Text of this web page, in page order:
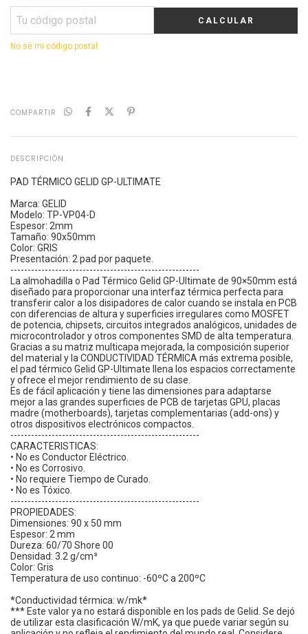
CALCULAR
No sé mi código postal
COMPARTIR
DESCRIPCIÓN
PAD TÉRMICO GELID GP-ULTIMATE
Marca: GELID
Modelo: TP-VP04-D
Espesor: 2mm
Tamaño: 90x50mm
Color: GRIS
Presentación: 2 pad por paquete.
-------------------------------------------------------
La almohadilla o Pad Térmico Gelid GP-Ultimate de 90×50mm está
diseñado para proporcionar una interfaz térmica perfecta para
transferir calor a los disipadores de calor cuando se instala en PCB
con diferencias de altura y superficies irregulares como MOSFET
de potencia, chipsets, circuitos integrados analógicos, unidades de
microcontrolador y otros componentes SMD de alta temperatura.
Gracias a su matriz multicapa mejorada, la composición superior
del material y la CONDUCTIVIDAD TÉRMICA más extrema posible,
el pad térmico Gelid GP-Ultimate llena los espacios correctamente
y ofrece el mejor rendimiento de su clase.
Es de fácil aplicación y tiene las dimensiones para adaptarse
mejor a las grandes superficies de PCB de tarjetas GPU, placas
madre (motherboards), tarjetas complementarias (add-ons) y
otros dispositivos electrónicos compactos.
-------------------------------------------------------
CARACTERISTICAS:
• No es Conductor Eléctrico.
• No es Corrosivo.
• No requiere Tiempo de Curado.
• No es Tóxico.
-------------------------------------------------------
PROPIEDADES:
Dimensiones: 90 x 50 mm
Espesor: 2 mm
Dureza: 60/70 Shore 00
Densidad: 3.2 g/cm³
Color: Gris
Temperatura de uso continuo: -60ºC a 200ºC
*Conductividad térmica: w/mk*
*** Este valor ya no estará disponible en los pads de Gelid. Se dejó
de utilizar esta clasificación W/mK, ya que puede variar según su